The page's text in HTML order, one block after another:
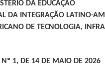
DA EDUCAÇÃO
DA INTEGRAÇÃO LATINO-
DE TECNOLOGIA,
Nº 1, DE 14 DE MAIO DE 2026